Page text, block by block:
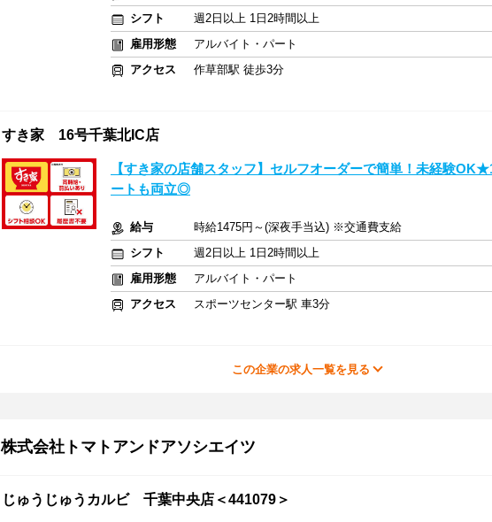
シフト
週2日以上 1日2時間以上
雇用形態
アルバイト・パート
アクセス
作草部駅 徒歩3分
すき家 16号千葉北IC店
【すき家の店舗スタッフ】セルフオーダーで簡単！未経験
ートも両立◎
給与
時給1475円～(深夜手当込) ※交通費支給
シフト
週2日以上 1日2時間以上
雇用形態
アルバイト・パート
アクセス
スポーツセンター駅 車3分
この企業の求人一覧を見る
株式会社トマトアンドアソシエイツ
じゅうじゅうカルビ 千葉中央店＜441079＞